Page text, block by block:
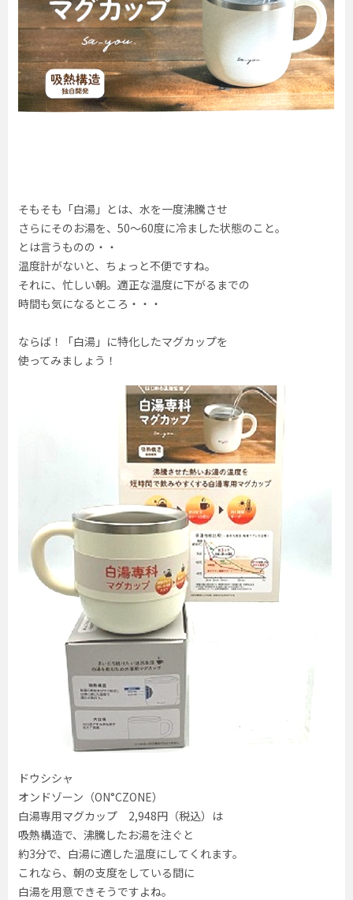
そもそも「白湯」とは、水を一度沸騰させ
さらにそのお湯を、50～60度に冷ました状態のこと。
とは言うものの・・
温度計がないと、ちょっと不便ですね。
それに、忙しい朝。適正な温度に下がるまでの
時間も気になるところ・・・
ならば！「白湯」に特化したマグカップを
使ってみましょう！
ドウシシャ
オンドゾーン（ON°CZONE）
白湯専用マグカップ 2,948円（税込）は
吸熱構造で、沸騰したお湯を注ぐと
約3分で、白湯に適した温度にしてくれます。
これなら、朝の支度をしている間に
白湯を用意できそうですよね。